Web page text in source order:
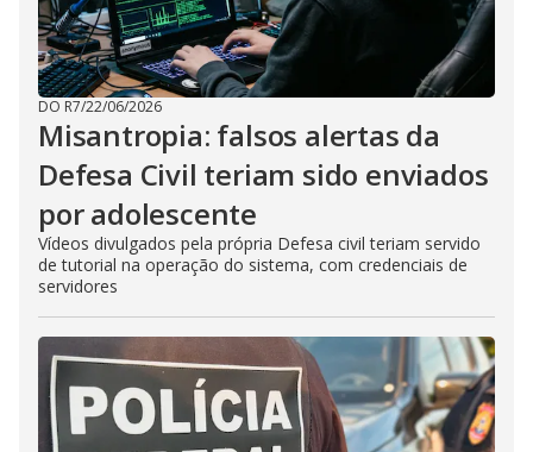
DO R7/22/06/2026
Misantropia: falsos alertas da
Defesa Civil teriam sido enviados
por adolescente
Vídeos divulgados pela própria Defesa civil teriam servido
de tutorial na operação do sistema, com credenciais de
servidores